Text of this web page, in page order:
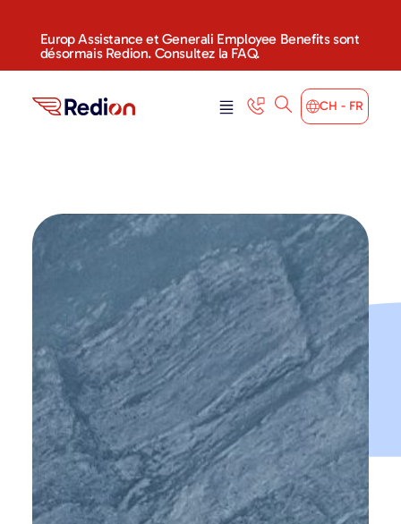
Europ Assistance et Generali Employee Benefits sont
désormais Redion. Consultez la FAQ.
CH - FR